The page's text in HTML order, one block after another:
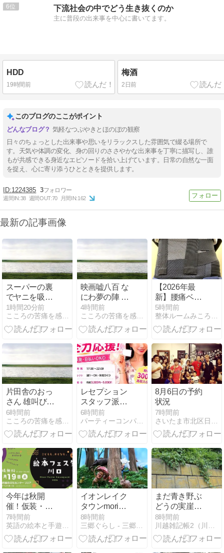
6 下流社会の中でどう生き抜くのか
主に普段の出来事を中心に書いてます。
HDD
19時間前
梅酒
2日前
このブログのここがポイント
気軽なつぶやきとほのぼの観察
日々のちょっとした出来事や思いをリラックスした雰囲気で綴る場所で
す。天気や体調の変化、身の回りのささやかな出来事を丁寧に描写し、誰
もが共感できる身近なエピソードを拾い上げています。日常の自然な一面
を捉え、心に寄り添うひとときを提供します。
1224385 3
週間IN:38 週間OUT:70 月間IN:162
最新の記事画像
スーパーの裏
でヤニを吸う
ふたり 憧れの
子と心配にな
る目の前の子
真を喜ぶ彼女
1時間20分前
こころの苦痛を感じたら こころのスペース
映画嘘八百 な
にわ夢の陣 価
値っていった
いなんなん
だ？？
4時間前
こころの苦痛を感じたら こころのスペース
【2026年最
新】腰痛ベル
トの正しい選
び方
5時間前
整体ルームみころ・浦和本院
片田舎のおっ
さん 雄叫びを
をあげる ふた
りの中にある
血が目を覚ま
た
6時間前
こころの苦痛を感じたら こころのスペース
レセプション
スタッフ派遣
フェスタ 「ス
タッフ募集」
6時間前
パーティーコンパニオン派遣「フェスタ」ブログ
8月6日の予約
状況
7時間前
今年は秋開
催！仮装・コ
スチューム大
歓迎です♪
7時間前
イオンレイク
タウンmoriに
没入型体験施
設「こびとは
くぶつか
8時間前
三郷ぐらし - 三郷市の地域情報ブログ
まだ青き野ぶ
どうの実崖の
下（仙波氷川
神社裏）
8時間前